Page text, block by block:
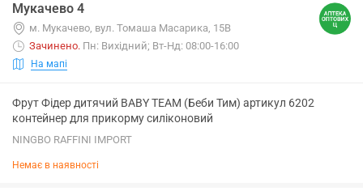
Мукачево 4
м. Мукачево, вул. Томаша Масарика, 15В
Зачинено. Пн: Вихідний; Вт-Нд: 08:00-16:00
На мапі
Фрут Фідер дитячий BABY TEAM (Беби Тим) артикул 6202
контейнер для прикорму силіконовий
NINGBO RAFFINI IMPORT
Немає в наявності